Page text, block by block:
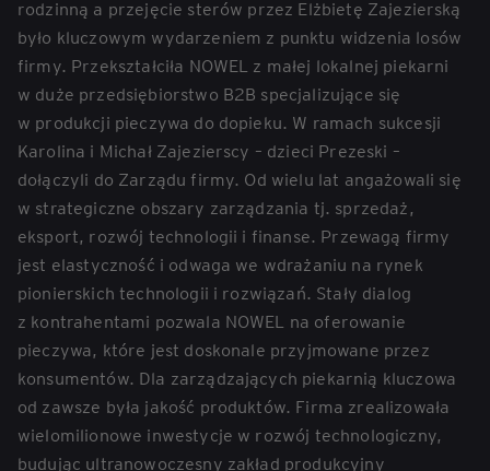
rodzinną a przejęcie sterów przez Elżbietę Zajezierską
było kluczowym wydarzeniem z punktu widzenia losów
firmy. Przekształciła NOWEL z małej lokalnej piekarni
w duże przedsiębiorstwo B2B specjalizujące się
w produkcji pieczywa do dopieku. W ramach sukcesji
Karolina i Michał Zajezierscy – dzieci Prezeski –
dołączyli do Zarządu firmy. Od wielu lat angażowali się
w strategiczne obszary zarządzania tj. sprzedaż,
eksport, rozwój technologii i finanse. Przewagą firmy
jest elastyczność i odwaga we wdrażaniu na rynek
pionierskich technologii i rozwiązań. Stały dialog
z kontrahentami pozwala NOWEL na oferowanie
pieczywa, które jest doskonale przyjmowane przez
konsumentów. Dla zarządzających piekarnią kluczowa
od zawsze była jakość produktów. Firma zrealizowała
wielomilionowe inwestycje w rozwój technologiczny,
budując ultranowoczesny zakład produkcyjny